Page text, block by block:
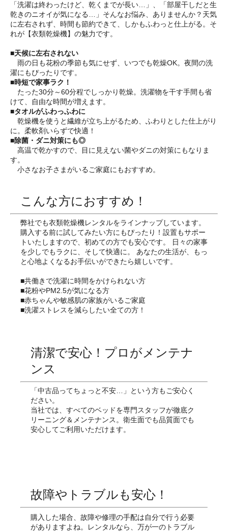
「洗濯は終わったけど、乾くまでが長い…」、「部屋干しだと生
乾きのニオイが気になる…」そんなお悩み、ありませんか？天気
に左右されず、時間も節約できて、しかもふわっと仕上がる。そ
れが【衣類乾燥機】の魅力です。
■天候に左右されない
雨の日も花粉の季節も気にせず、いつでも乾燥OK。夜間の洗
濯にもぴったりです。
■時短で家事ラク！
たった30分～60分程でしっかり乾燥。洗濯物を干す手間も省
けて、自由な時間が増えます。
■タオルがふわっふわに
乾燥機を使うと繊維が立ち上がるため、ふわりとした仕上がり
に。柔軟剤いらずで快適！
■除菌・ダニ対策にも◎
高温で乾かすので、目に見えない菌やダニの対策にもなりま
す。
小さなお子さまがいるご家庭にもおすすめ。
こんな方におすすめ！
弊社でも衣類乾燥機レンタルをラインナップしています。
購入する前に試してみたい方にもぴったり！設置もサポー
トいたしますので、初めての方でも安心です。 日々の家事
を少しでもラクに、そして快適に。 あなたの生活が、もっ
と心地よくなるお手伝いができたら嬉しいです。
■共働きで洗濯に時間をかけられない方
■花粉やPM2.5が気になる方
■赤ちゃんや敏感肌の家族がいるご家庭
■洗濯ストレスを減らしたい全ての方！
清潔で安心！プロがメンテナ
ンス
「中古品ってちょっと不安…」という方もご安心く
ださい。
当社では、すべてのベッドを専門スタッフが徹底ク
リーニング＆メンテナンス。衛生面でも品質面でも
安心してご利用いただけます。
故障やトラブルも安心！
購入した場合、故障や修理の手配は自分で行う必要
がありますよね。レンタルなら、万が一のトラブル